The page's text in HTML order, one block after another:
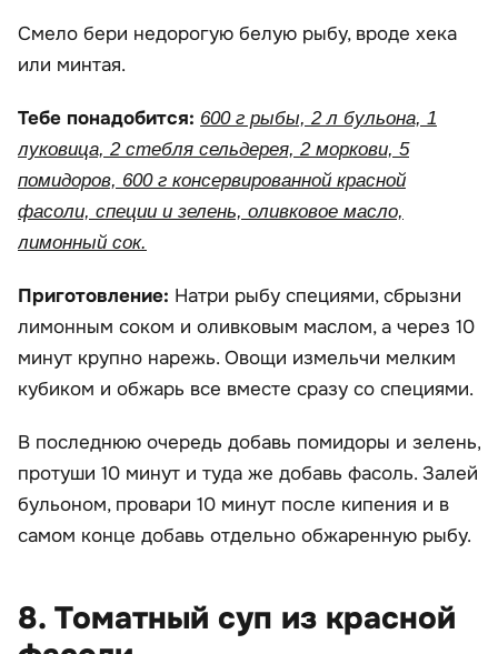
Смело бери недорогую белую рыбу, вроде хека
или минтая.
Тебе понадобится: 600 г рыбы, 2 л бульона, 1
луковица, 2 стебля сельдерея, 2 моркови, 5
помидоров, 600 г консервированной красной
фасоли, специи и зелень, оливковое масло,
лимонный сок.
Приготовление: Натри рыбу специями, сбрызни
лимонным соком и оливковым маслом, а через 10
минут крупно нарежь. Овощи измельчи мелким
кубиком и обжарь все вместе сразу со специями.
В последнюю очередь добавь помидоры и зелень,
протуши 10 минут и туда же добавь фасоль. Залей
бульоном, провари 10 минут после кипения и в
самом конце добавь отдельно обжаренную рыбу.
8. Томатный суп из красной